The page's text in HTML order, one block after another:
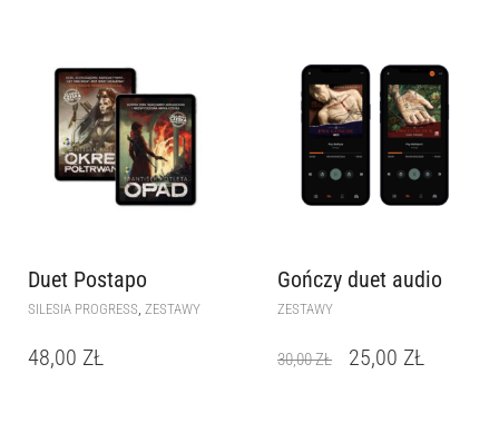
Duet Postapo
SILESIA PROGRESS ZESTAWY
48,00 ZŁ
Gończy duet audio
ZESTAWY
30,00ZŁ 25,00 ZŁ